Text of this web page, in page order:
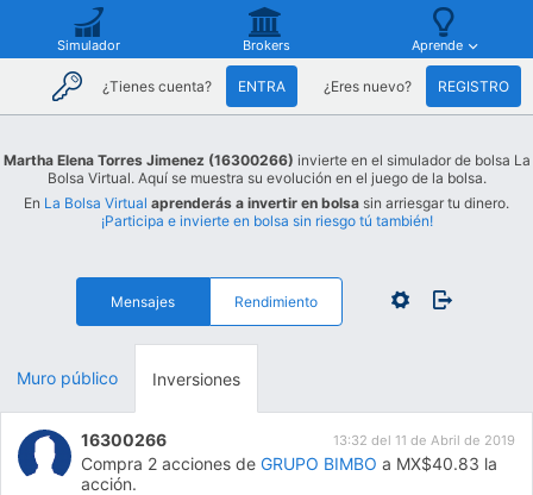
Simulador Brokers Aprende
¿Tienes cuenta? ENTRA ¿Eres nuevo? REGISTRO
Martha Elena Torres Jimenez (16300266) invierte en el simulador de bolsa La
Bolsa Virtual. Aquí se muestra su evolución en el juego de la bolsa.
En La Bolsa Virtual aprenderás a invertir en bolsa sin arriesgar tu dinero.
¡Participa e invierte en bolsa sin riesgo tú también!
Mensajes Rendimiento
Muro público Inversiones
16300266 13:32 del 11 de Abril de 2019
Compra 2 acciones deGRUPO BIMBO a MX$40.83 la
acción.